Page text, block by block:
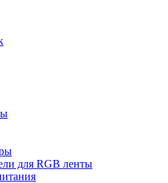
для RGB ленты